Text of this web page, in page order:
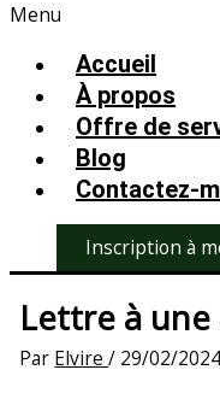
Menu
Accueil
À propos
Offre de
Blog
Contactez-
Inscription à
Lettre à
Par Elvire/ 29/02/2024